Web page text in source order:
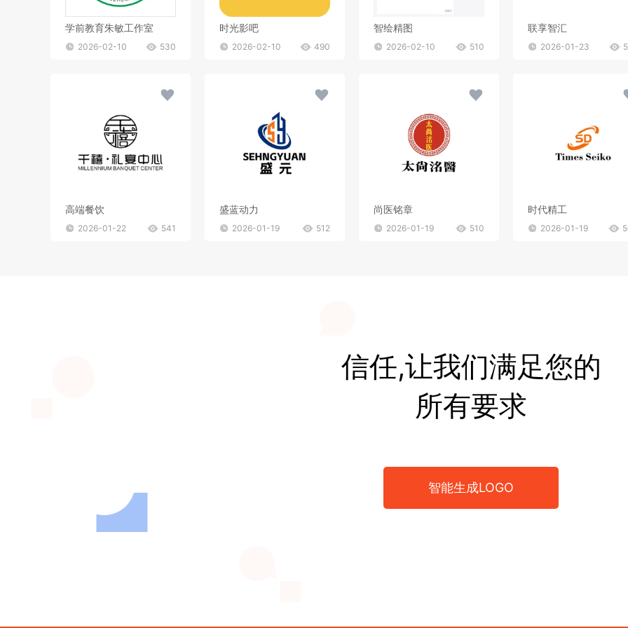
学前教育朱敏工作室
2026-02-10 530
时光影吧
2026-02-10 490
智绘精图
2026-02-10 510
联享智汇
2026-01-23
高端餐饮
2026-01-22 541
盛蓝动力
2026-01-19 512
尚医铭章
2026-01-19 510
时代精工
2026-01-19
信任,让我们满足您的
所有要求
智能生成LOGO